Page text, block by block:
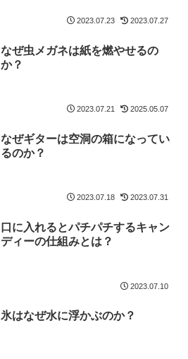
2023.07.23 2023.07.27
なぜ虫メガネは紙を燃やせるの
か？
2023.07.21 2025.05.07
なぜギターは空洞の箱になってい
るのか？
2023.07.18 2023.07.31
口に入れるとパチパチするキャン
ディーの仕組みとは？
2023.07.10
氷はなぜ水に浮かぶのか？